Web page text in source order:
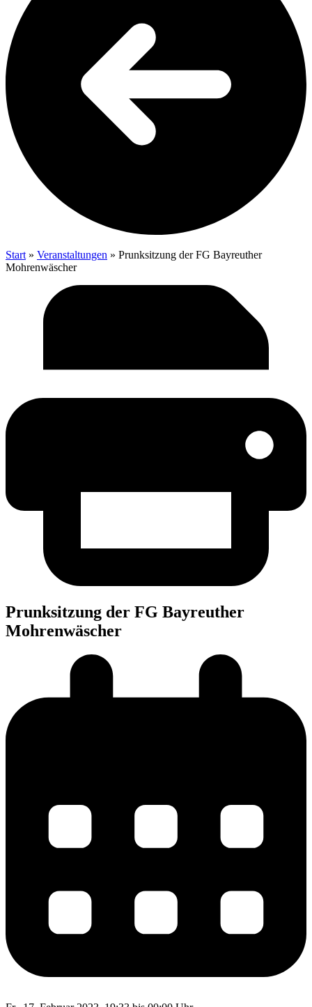
Start » Veranstaltungen » Prunksitzung der FG Bayreuther
Mohrenwäscher
Prunk­sit­zung der FG Bay­reu­ther
Mohrenwäscher